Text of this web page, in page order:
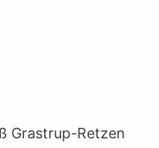
Grastrup-Retzen